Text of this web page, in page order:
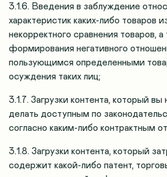
3.1.6. Введения в заблуждение
характеристик каких-либо товаров
некорректного сравнения товаров, а
формирования негативного
пользующимся определенными
осуждения таких лиц;
3.1.7. Загрузки контента, который
делать доступным по
согласно каким-либо контрактным
3.1.8. Загрузки контента, который
содержит какой-либо патент,